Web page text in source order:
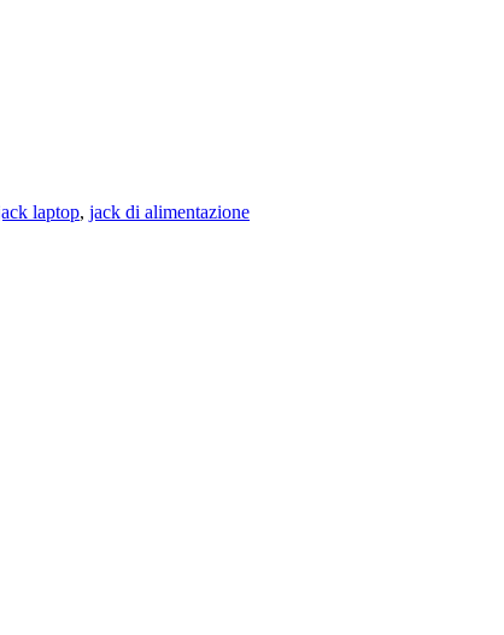
laptop, jack di alimentazione